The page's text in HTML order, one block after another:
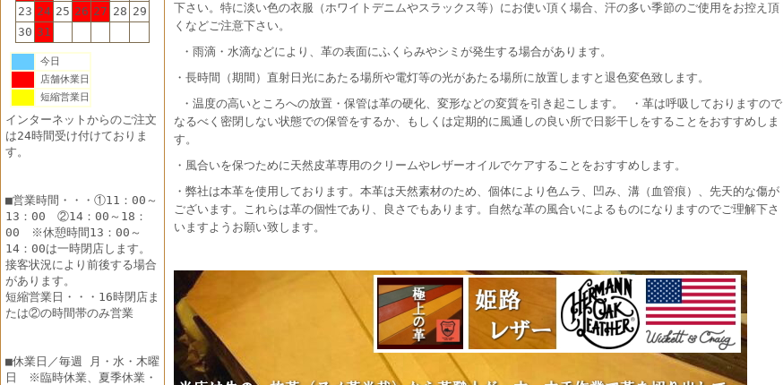
23 24 25 26 27 28 29
30 31
今日
店舗休業日
短縮営業日
インターネットからのご注文
は24時間受け付けておりま
す。
■営業時間・・・①11：00～
13：00 ②14：00～18：
00 ※休憩時間13：00～
14：00は一時閉店します。
接客状況により前後する場合
があります。
短縮営業日・・・16時閉店ま
たは②の時間帯のみ営業
■休業日／毎週 月・水・木曜
日 ※臨時休業、夏季休業・
下さい。特に淡い色の衣服（ホワイトデニムやスラックス等）にお使い頂く場合、汗の多い季節のご使用をお控え頂
くなどご注意下さい。
・雨滴・水滴などにより、革の表面にふくらみやシミが発生する場合があります。
・長時間（期間）直射日光にあたる場所や電灯等の光があたる場所に放置しますと退色変色致します。
・温度の高いところへの放置・保管は革の硬化、変形などの変質を引き起こします。 ・革は呼吸しておりますので
なるべく密閉しない状態での保管をするか、もしくは定期的に風通しの良い所で日影干しをすることをおすすめしま
す。
・風合いを保つために天然皮革専用のクリームやレザーオイルでケアすることをおすすめします。
・弊社は本革を使用しております。本革は天然素材のため、個体により色ムラ、凹み、溝（血管痕）、先天的な傷が
ございます。これらは革の個性であり、良さでもあります。自然な革の風合いによるものになりますのでご理解下さ
いますようお願い致します。